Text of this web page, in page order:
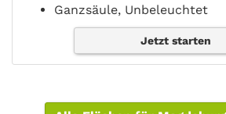
Ganzsäule, Unbeleuchtet
Jetzt starten